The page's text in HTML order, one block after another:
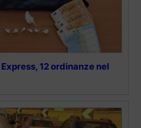
12 ordinanze nel